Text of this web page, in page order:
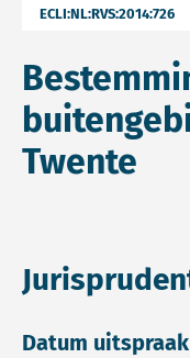
ECLI:NL:RVS:2014:726
Twente
Datum uitspraak